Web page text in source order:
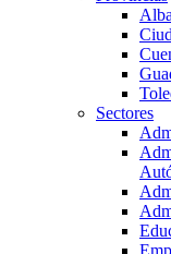
Sectores